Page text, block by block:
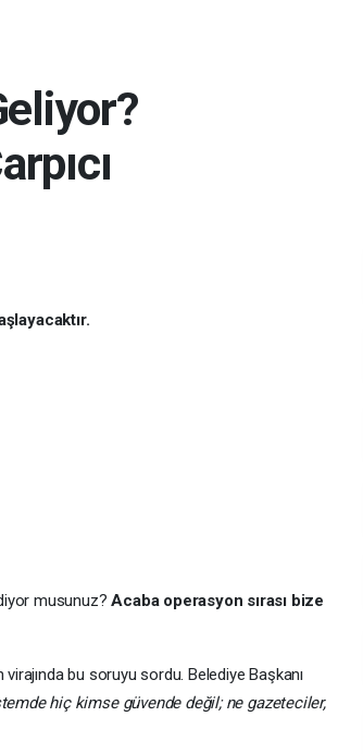
musunuz?Acaba operasyon sırası bize
virajında bu soruyu sordu. Belediye Başkanı
hiç kimse güvende değil; ne gazeteciler,